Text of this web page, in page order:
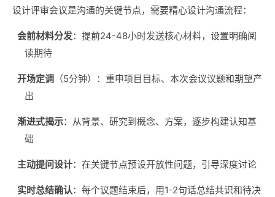
设计评审会议是沟通的关键节点，需要精心设计沟通流程：
会前材料分发：提前24-48小时发送核心材料，设置明确阅
读期待
开场定调 （5分钟）：重申项目目标、本次会议议题和期望产
出
渐进式揭示：从背景、研究到概念、方案，逐步构建认知基
础
主动提问设计：在关键节点预设开放性问题，引导深度讨论
实时总结确认：每个议题结束后，用1-2句话总结共识和待决